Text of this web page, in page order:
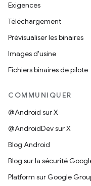
Exigences
Téléchargement
Prévisualiser les binaires
Images d'usine
Fichiers binaires de pilote
COMMUNIQUER
@Android sur X
@AndroidDev sur X
Blog Android
Blog sur la sécurité
Platform sur Google